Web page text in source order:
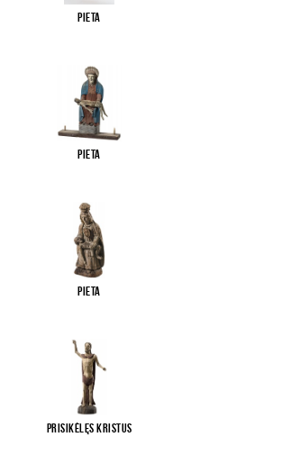
Pieta
Pieta
Pieta
Prisikėlęs Kristus